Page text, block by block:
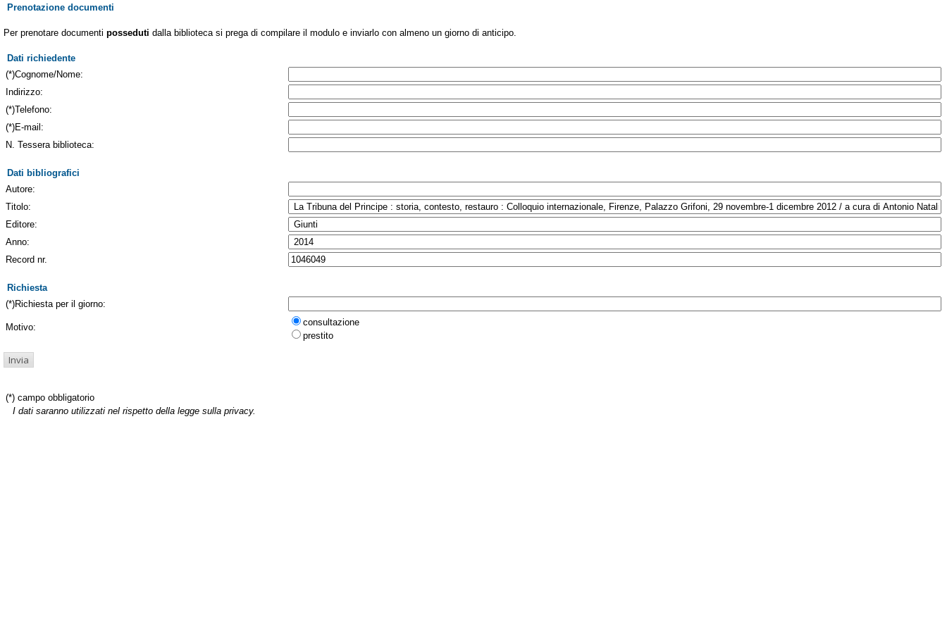
Prenotazione documenti
Per prenotare documenti posseduti dalla biblioteca si prega di compilare il modulo e inviarlo con almeno un giorno di anticipo.
Dati richiedente
(*)Cognome/Nome:
Indirizzo:
(*)Telefono:
(*)E-mail:
N. Tessera biblioteca:
Dati bibliografici
Autore:
Titolo:
Editore:
Anno:
Record nr.
Richiesta
(*)Richiesta per il giorno:
Motivo:
consultazione
prestito
(*) campo obbligatorio
I dati saranno utilizzati nel rispetto della legge sulla privacy.